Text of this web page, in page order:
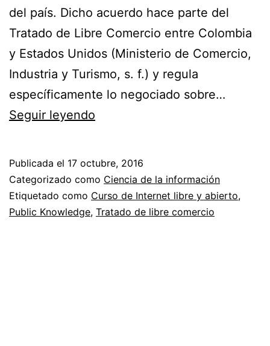
del país. Dicho acuerdo hace parte del
Tratado de Libre Comercio entre Colombia
y Estados Unidos (Ministerio de Comercio,
Industria y Turismo, s. f.) y regula
específicamente lo negociado sobre…
Seguir leyendo
Libre
Comercio
y
Publicada el 17 octubre, 2016
Categorizado como Ciencia de la información
Etiquetado como Curso de Internet libre y abierto,
Public Knowledge, Tratado de libre comercio